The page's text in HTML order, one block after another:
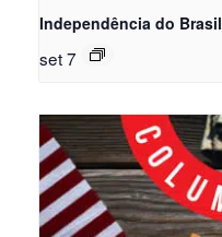
Independência do Brasil
set 7